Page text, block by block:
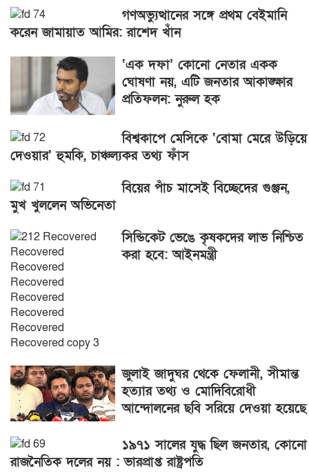
গণঅভ্যুত্থানের সঙ্গে প্রথম বেইমানি
করেন জামায়াত আমির: রাশেদ খাঁন
‘এক দফা’ কোনো নেতার একক
ঘোষণা নয়, এটি জনতার আকাঙ্ক্ষার
প্রতিফলন: নুরুল হক
বিশ্বকাপে মেসিকে ‘বোমা মেরে উড়িয়ে
দেওয়ার’ হুমকি, চাঞ্চল্যকর তথ্য ফাঁস
বিয়ের পাঁচ মাসেই বিচ্ছেদের গুঞ্জন,
মুখ খুললেন অভিনেতা
সিন্ডিকেট ভেঙে কৃষকদের লাভ নিশ্চিত
করা হবে: আইনমন্ত্রী
জুলাই জাদুঘর থেকে ফেলানী, সীমান্ত
হত্যার তথ্য ও মোদিবিরোধী
আন্দোলনের ছবি সরিয়ে দেওয়া হয়েছে
১৯৭১ সালের যুদ্ধ ছিল জনতার, কোনো
রাজনৈতিক দলের নয় : ভারপ্রাপ্ত রাষ্ট্রপতি